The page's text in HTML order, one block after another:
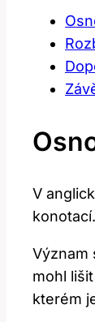
V
Význam
mohl
kterém